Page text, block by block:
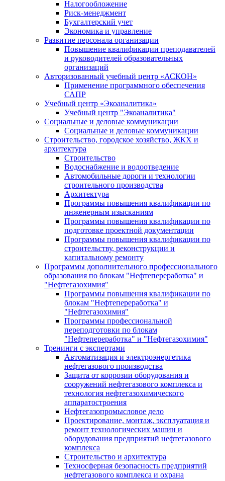
Налогообложение
Риск-менеджмент
Бухгалтерский учет
Экономика и управление
Развитие персонала организации
Повышение квалификации преподавателей
и руководителей образовательных
организаций
Авторизованный учебный центр «АСКОН»
Применение программного обеспечения
САПР
Учебный центр «Экоаналитика»
Учебный центр "Экоаналитика"
Социальные и деловые коммуникации
Социальные и деловые коммуникации
Строительство, городское хозяйство, ЖКХ и
архитектура
Строительство
Водоснабжение и водоотведение
Автомобильные дороги и технологии
строительного производства
Архитектура
Программы повышения квалификации по
инженерным изысканиям
Программы повышения квалификации по
подготовке проектной документации
Программы повышения квалификации по
строительству, реконструкции и
капитальному ремонту
Программы дополнительного профессионального
образования по блокам "Нефтепереработка" и
"Нефтегазохимия"
Программы повышения квалификации по
блокам "Нефтепереработка" и
"Нефтегазохимия"
Программы профессиональной
переподготовки по блокам
"Нефтепереработка" и "Нефтегазохимия"
Тренинги с экспертами
Автоматизация и электроэнергетика
нефтегазового производства
Защита от коррозии оборудования и
сооружений нефтегазового комплекса и
технология нефтегазохимического
аппаратостроения
Нефтегазопромысловое дело
Проектирование, монтаж, эксплуатация и
ремонт технологических машин и
оборудования предприятий нефтегазового
комплекса
Строительство и архитектура
Техносферная безопасность предприятий
нефтегазового комплекса и охрана